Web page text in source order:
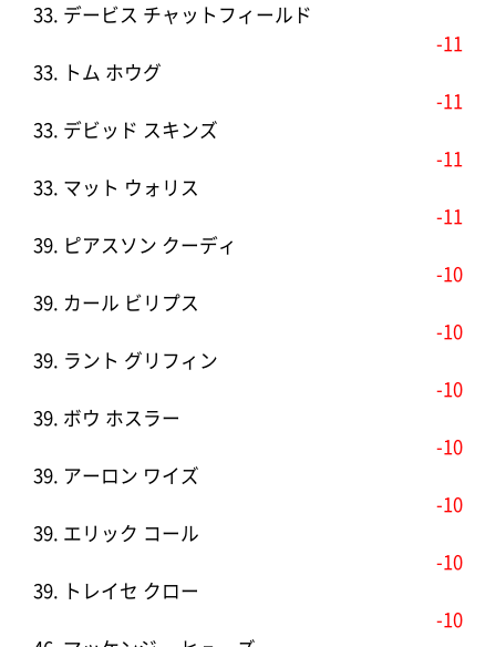
33. デービス チャットフィールド
-11
33. トム ホウグ
-11
33. デビッド スキンズ
-11
33. マット ウォリス
-11
39. ピアスソン クーディ
-10
39. カール ビリプス
-10
39. ラント グリフィン
-10
39. ボウ ホスラー
-10
39. アーロン ワイズ
-10
39. エリック コール
-10
39. トレイセ クロー
-10